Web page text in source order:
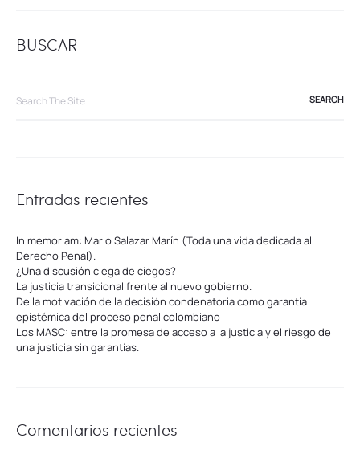
BUSCAR
Entradas recientes
In memoriam: Mario Salazar Marín (Toda una vida dedicada al
Derecho Penal).
¿Una discusión ciega de ciegos?
La justicia transicional frente al nuevo gobierno.
De la motivación de la decisión condenatoria como garantía
epistémica del proceso penal colombiano
Los MASC: entre la promesa de acceso a la justicia y el riesgo de
una justicia sin garantías.
Comentarios recientes